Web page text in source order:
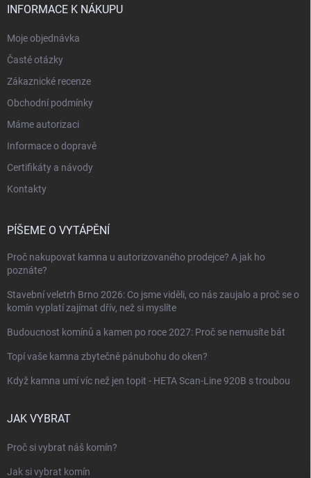
INFORMACE K NÁKUPU
Moje objednávka
Časté otázky
Zákaznické recenze
Obchodní podmínky
Máme autorizaci
Informace o dopravě
Certifikáty a návody
Kontakty
PÍŠEME O VYTÁPĚNÍ
Proč nakupovat kamna u autorizovaného prodejce? A jak ho
poznáte?
Stavební veletrh Brno 2026: Co jsme viděli, co nás zaujalo a proč se o
komín vyplatí zajímat dřív, než si myslíte
Budoucnost komínů a kamen po roce 2027: Proč se nemusíte bát
Topí vaše kamna zbytečně pánubohu do oken?
Když kamna umí víc než jen topit - HETA Scan-Line 920B s troubou
JAK VYBRAT
Proč si vybrat náš komín?
Jak si vybrat komín